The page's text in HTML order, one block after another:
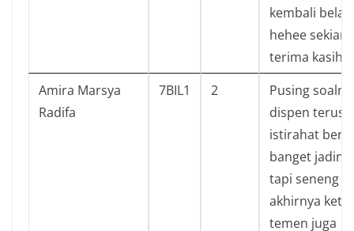
kembali
hehee sekian
terima kasih:)
Amira Marsya
Radifa
7BIL1 2
Pusing
dispen terus
istirahat
banget
tapi seneng
akhirnya
temen juga